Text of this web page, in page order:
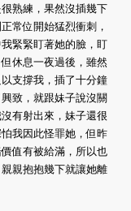
熟練，果然沒插幾下
常位開始猛烈衝刺，
緊緊盯著她的臉，盯
休息一夜過後，雖然
支撐我，插了十分鐘
致，就跟妹子說沒關
有射出來，妹子還很
我因此怪罪她，但昨
值有被給滿，所以也
親抱抱幾下就讓她離